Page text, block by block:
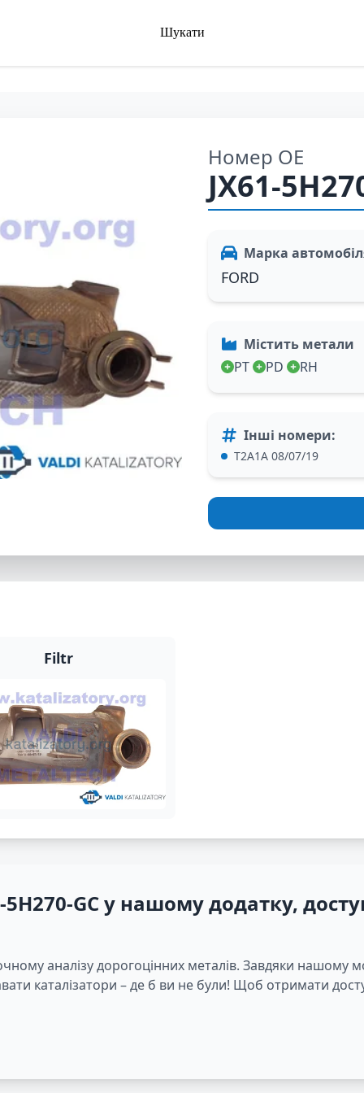
Шукати
Номер OE
JX61-
Марка
FORD
Містить метали
PT
PD RH
Інші номери:
T2A1A 08/07/19
Filtr
5H270-GCу нашому додатку,
аналізу дорогоцінних металів. Завдяки нашому
каталізатори – де б ви не були! Щоб отримати